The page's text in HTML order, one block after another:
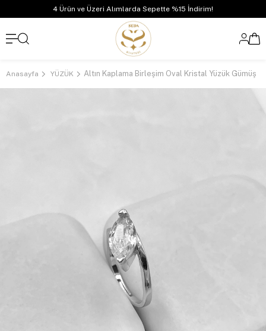
4 Ürün ve Üzeri Alımlarda Sepette %15 İndirim!
Anasayfa YÜZÜK Altın Kaplama Birleşim Oval Kristal Yüzük Gümüş